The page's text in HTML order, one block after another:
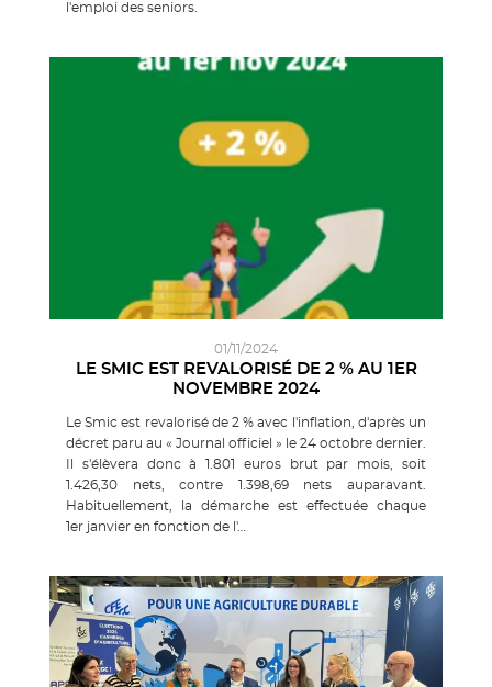
l'emploi des seniors.
01/11/2024
LE SMIC EST REVALORISÉ DE 2 % AU 1ER
NOVEMBRE 2024
Le Smic est revalorisé de 2 % avec l'inflation, d'après un
décret paru au « Journal officiel » le 24 octobre dernier.
Il s'élèvera donc à 1.801 euros brut par mois, soit
1.426,30 nets, contre 1.398,69 nets auparavant.
Habituellement, la démarche est effectuée chaque
1er janvier en fonction de l'…